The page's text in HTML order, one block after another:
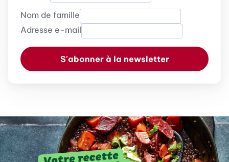
Nom de famille
Adresse e-mail
S'abonner à la newsletter